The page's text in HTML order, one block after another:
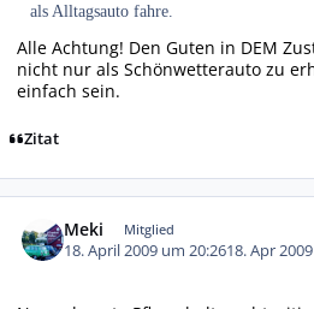
als Alltagsauto fahre.
Alle Achtung! Den Guten in DEM
nicht nur als Schönwetterauto zu
einfach sein.
Zitat
Meki Mitglied
18. April 2009 um 20:2618. Apr 2009